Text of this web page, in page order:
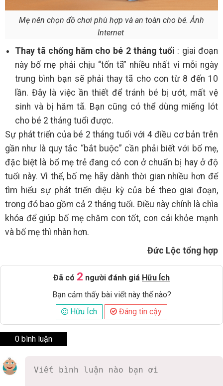
Mẹ nên chọn đồ chơi phù hợp và an toàn cho bé. Ảnh
Internet
Thay tã chống hăm cho bé 2 tháng tuổi : giai đoạn
này bố mẹ phải chịu “tốn tã” nhiều nhất vì mỗi ngày
trung bình bạn sẽ phải thay tã cho con từ 8 đến 10
lần. Đây là việc ần thiết để tránh bé bị ướt, mất vệ
sinh và bị hăm tã. Bạn cũng có thể dùng miếng lót
cho bé 2 tháng tuổi được.
Sự phát triển của bé 2 tháng tuổi với 4 điều cơ bản trên
gần như là quy tắc “bắt buộc” cần phải biết với bố mẹ,
đặc biệt là bố mẹ trẻ đang có con ở chuẩn bị hay ở độ
tuổi này. Vì thế, bố mẹ hãy dành thời gian nhiều hơn để
tìm hiểu sự phát triển diệu kỳ của bé theo giai đoạn,
trong đó bao gồm cả 2 tháng tuổi. Điều này chính là chìa
khóa để giúp bố mẹ chăm con tốt, con cái khỏe mạnh
và bố mẹ thì nhàn hơn.
Đức Lộc tổng hợp
Đã có 2 người đánh giá Hữu Ích
Bạn cảm thấy bài viết này thế nào?
Hữu Ích
Đáng tin cậy
0 bình luận